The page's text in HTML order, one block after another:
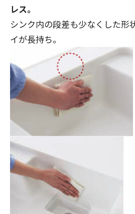
レス。
シンク内の段差も少なくした形
イが長持ち。